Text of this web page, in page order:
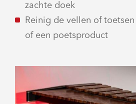
zachte doek
Reinig de vellen of
of een poetsproduct